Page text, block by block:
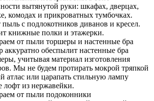
вытянутой руки: шкафах, дверцах,
комодах и прикроватных тумбочках.
пыль с подлокотников диванов и кресел.
книжные полки и этажерки.
от пыли торшеры и настенные бра
аккуратно обеспылит настенные бра
учитывая материал изготовления
Мы не будем протирать мокрой тряпкой
атлас или царапать стильную лампу
лофт из нержавейки.
от пыли подоконники